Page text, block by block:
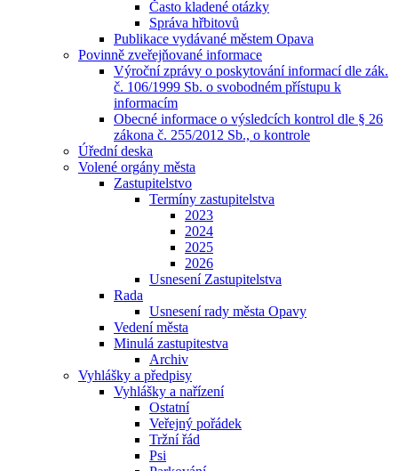
Často kladené otázky
Správa hřbitovů
Publikace vydávané městem Opava
Povinně zveřejňované informace
Výroční zprávy o poskytování informací dle zák.
č. 106/1999 Sb. o svobodném přístupu k
informacím
Obecné informace o výsledcích kontrol dle § 26
zákona č. 255/2012 Sb., o kontrole
Úřední deska
Volené orgány města
Zastupitelstvo
Termíny zastupitelstva
2023
2024
2025
2026
Usnesení Zastupitelstva
Rada
Usnesení rady města Opavy
Vedení města
Minulá zastupitestva
Archiv
Vyhlášky a předpisy
Vyhlášky a nařízení
Ostatní
Veřejný pořádek
Tržní řád
Psi